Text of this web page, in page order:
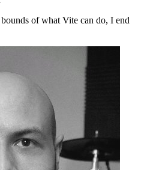
of what Vite can do, I end